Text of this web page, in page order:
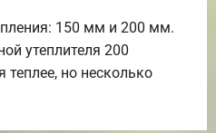
150 мм и 200 мм.
утеплителя 200
но несколько